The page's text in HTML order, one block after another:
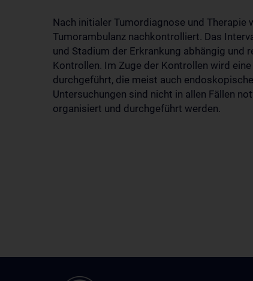
Nach initialer Tumordiagnose und Therapie
Tumorambulanz nachkontrolliert. Das
und Stadium der Erkrankung abhängig und
Kontrollen. Im Zuge der Kontrollen wird
durchgeführt, die meist auch
Untersuchungen sind nicht in allen Fällen
organisiert und durchgeführt werden.